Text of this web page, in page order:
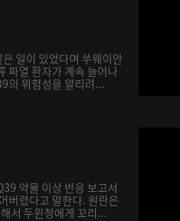
일이 있었다며 쑤웨이안
파열 환자가 계속 늘어나
의 위험성을 알리려...
약물 이상 반응 보고서
버렸다고 말한다. 원란은
서 두윈청에게 꼬리...